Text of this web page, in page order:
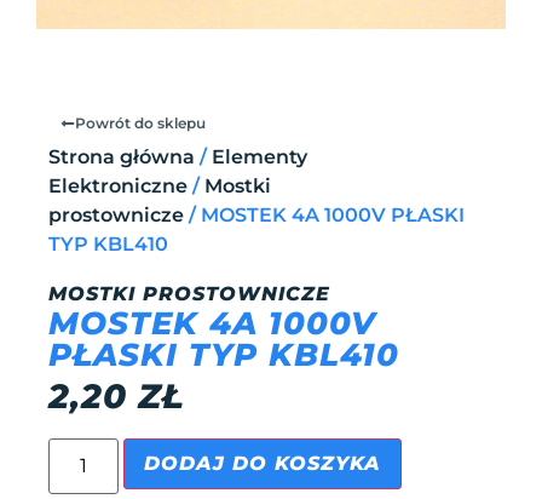
Powrót do sklepu
Strona główna / Elementy
Elektroniczne / Mostki
prostownicze / MOSTEK 4A 1000V PŁASKI
TYP KBL410
MOSTKI PROSTOWNICZE
MOSTEK 4A 1000V
PŁASKI TYP KBL410
2,20ZŁ
DODAJ DO KOSZYKA